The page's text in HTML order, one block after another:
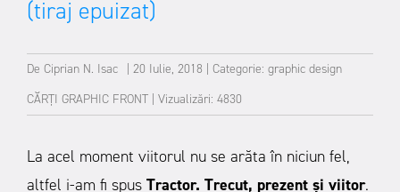
(tiraj epuizat)
De Ciprian N. Isac 20 Iulie, 2018 Categorie: graphic design
CĂRȚI GRAPHIC FRONT Vizualizări: 4830
La acel moment viitorul nu se arăta în niciun fel,
altfel i-am fi spus Tractor. Trecut, prezent și viitor.